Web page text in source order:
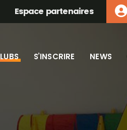
Espace partenaires
S’INSCRIRE NEWS